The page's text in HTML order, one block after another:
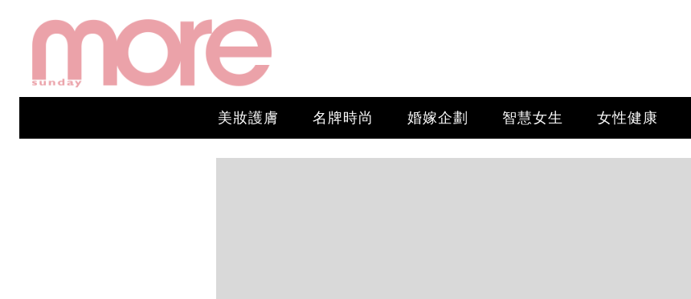
美妝護膚 名牌時尚 婚嫁企劃 智慧女生 女性健康